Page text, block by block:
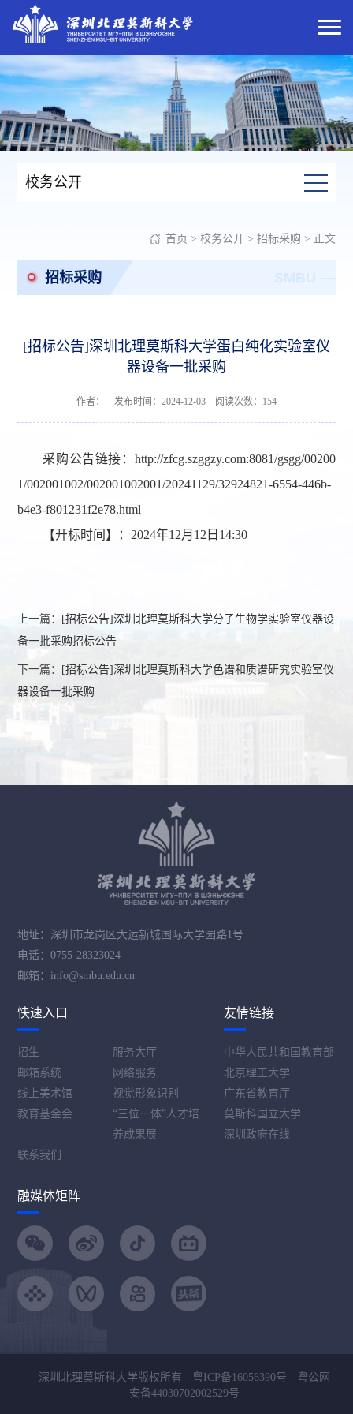
校务公开
首页 > 校务公开> 招标采购 > 正文
招标采购
[招标公告]深圳北理莫斯科大学蛋白纯化实验室仪
器设备一批采购
作者： 发布时间：2024-12-03 阅读次数： 154
采购公告链接： http://zfcg.szggzy.com:8081/gsgg/00200
1/002001002/002001002001/20241129/32924821-6554-446b-
b4e3-f801231f2e78.html
【开标时间】：2024年12月12日14:30
上一篇：
[招标公告]深圳北理莫斯科大学分子生物学实验室仪器设
备一批采购招标公告
下一篇：
[招标公告]深圳北理莫斯科大学色谱和质谱研究实验室仪
器设备一批采购
地址：深圳市龙岗区大运新城国际大学园路1号
电话：0755-28323024
邮箱：info@smbu.edu.cn
快速入口
招生
服务大厅
邮箱系统
网络服务
线上美术馆
视觉形象识别
教育基金会
“三位一体”人才培
养成果展
联系我们
友情链接
中华人民共和国教育部
北京理工大学
广东省教育厅
莫斯科国立大学
深圳政府在线
融媒体矩阵
深圳北理莫斯科大学版权所有 - 粤ICP备16056390号 - 粤公网
安备44030702002529号